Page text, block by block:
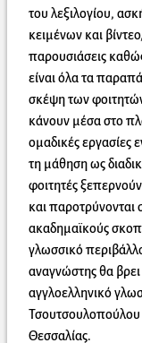
του λεξιλογίου,
κειμένων και
παρουσιάσεις
είναι όλα τα
σκέψη των
κάνουν μέσα στο
ομαδικές εργασίες
τη μάθηση ως
φοιτητές
και παροτρύνονται
ακαδημαϊκούς
γλωσσικό
αναγνώστης θα βρει
αγγλοελληνικό
Τσουτσουλοπούλου
Θεσσαλίας.